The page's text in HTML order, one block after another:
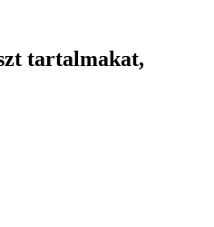
tartalmakat,